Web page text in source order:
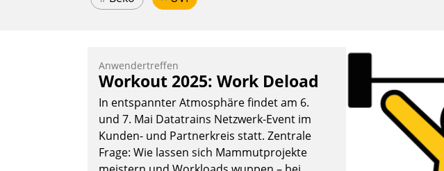
Anwendertreffen
Workout 2025: Work Deload
In entspannter Atmosphäre findet am 6.
und 7. Mai Datatrains Netzwerk-Event im
Kunden- und Partnerkreis statt. Zentrale
Frage: Wie lassen sich Mammutprojekte